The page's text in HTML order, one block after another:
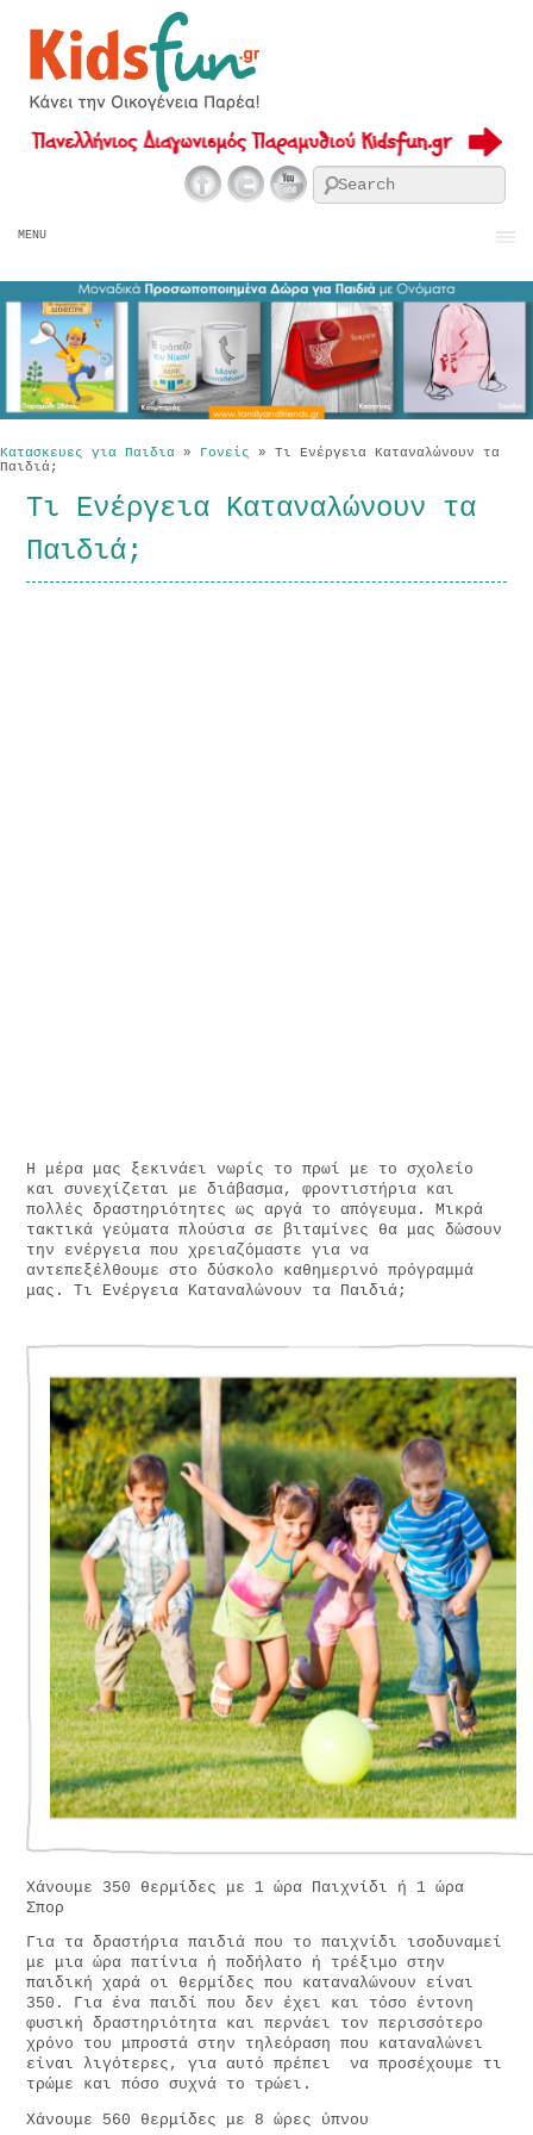
MENU
Κατασκευες για Παιδια » Γονείς » Τι Ενέργεια Καταναλώνουν τα
Παιδιά;
Τι Ενέργεια Καταναλώνουν τα
Παιδιά;
Η μέρα μας ξεκινάει νωρίς το πρωί με το σχολείο
και συνεχίζεται με διάβασμα, φροντιστήρια και
πολλές δραστηριότητες ως αργά το απόγευμα. Μικρά
τακτικά γεύματα πλούσια σε βιταμίνες θα μας δώσουν
την ενέργεια που χρειαζόμαστε για να
αντεπεξέλθουμε στο δύσκολο καθημερινό πρόγραμμά
μας. Τι Ενέργεια Καταναλώνουν τα Παιδιά;
Χάνουμε 350 θερμίδες με 1 ώρα Παιχνίδι ή 1 ώρα
Σπορ
Για τα δραστήρια παιδιά που το παιχνίδι ισοδυναμεί
με μια ώρα πατίνια ή ποδήλατο ή τρέξιμο στην
παιδική χαρά οι θερμίδες που καταναλώνουν είναι
350. Για ένα παιδί που δεν έχει και τόσο έντονη
φυσική δραστηριότητα και περνάει τον περισσότερο
χρόνο του μπροστά στην τηλεόραση που καταναλώνει
είναι λιγότερες, για αυτό πρέπει να προσέχουμε τι
τρώμε και πόσο συχνά το τρώει.
Χάνουμε 560 θερμίδες με 8 ώρες ύπνου